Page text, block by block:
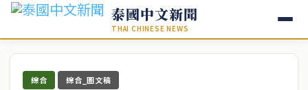
泰國中文新聞
THAI CHINESE NEWS
綜合 綜合_圖文稿